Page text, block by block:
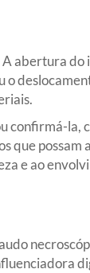
A abertura
o
confirmá-la,
que possam
e ao